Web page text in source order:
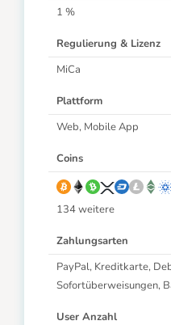
1 %
Regulierung & Lizenz
MiCa
Plattform
Web, Mobile App
Coins
134 weitere
Zahlungsarten
PayPal, Kreditkarte,
Sofortüberweisungen,
User Anzahl